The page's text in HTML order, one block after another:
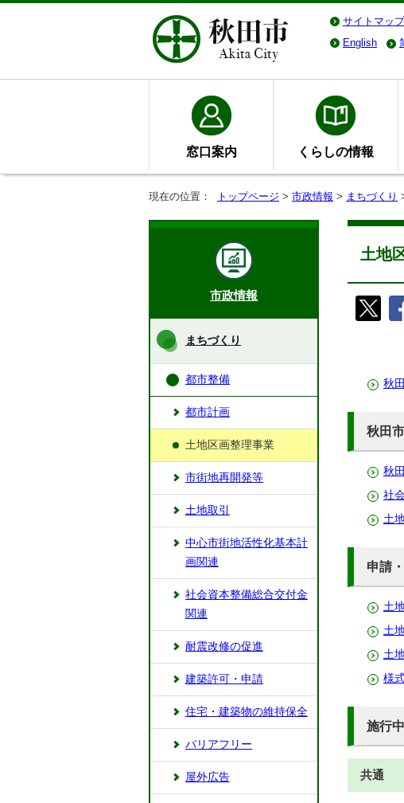
サイトマップ
English
窓口案内 くらしの情報
現在の位置： トップページ > 市政情報 > まちづくり
土地
秋
秋田
秋
社
土
申請
土
土
土
様
施行
共通
市政情報
まちづくり
都市整備
都市計画
土地区画整理事業
市街地再開発等
土地取引
中心市街地活性化基本計
画関連
社会資本整備総合交付金
関連
耐震改修の促進
建築許可・申請
住宅・建築物の維持保全
バリアフリー
屋外広告